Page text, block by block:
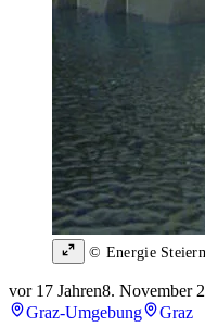
© Energie
vor 17 Jahren8. November
Graz-Umgebung
Graz